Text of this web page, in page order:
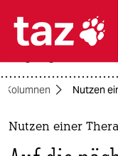

themen
usa
Kolumnen Nutzen
Nutzen einer